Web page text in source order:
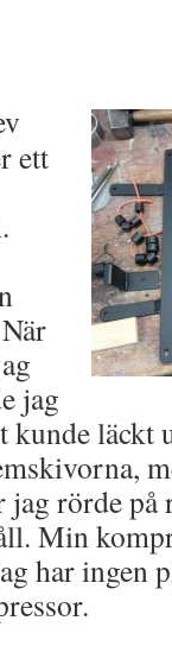
ett
jag
kunde läckt
jag rörde på
Min
har ingen